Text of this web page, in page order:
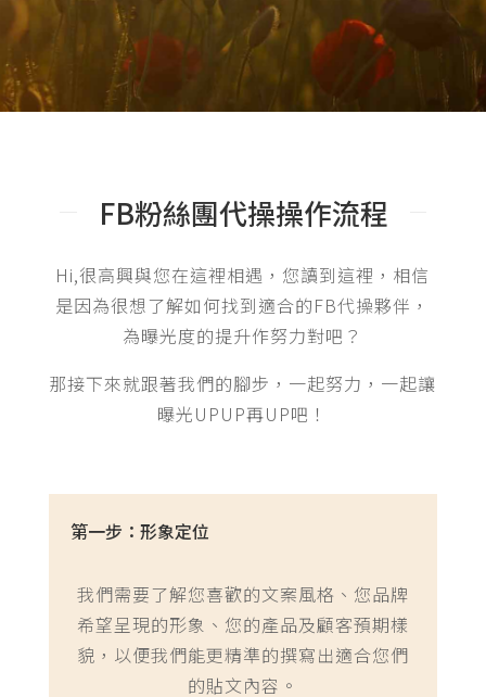
FB粉絲團代操操作流程
Hi,很高興與您在這裡相遇，您讀到這裡，相信
是因為很想了解如何找到適合的FB代操夥伴，
為曝光度的提升作努力對吧？
那接下來就跟著我們的腳步，一起努力，一起讓
曝光UPUP再UP吧！
第一步：形象定位
我們需要了解您喜歡的文案風格、您品牌
希望呈現的形象、您的產品及顧客預期樣
貌，以便我們能更精準的撰寫出適合您們
的貼文內容。